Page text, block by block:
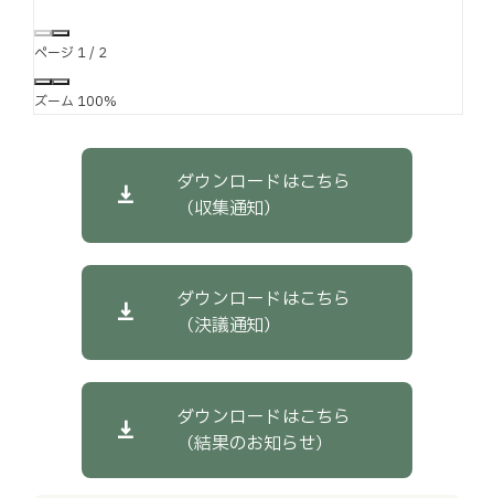
ページ 1/ 2
ズーム 100%
ダウンロードはこちら
（収集通知）
ダウンロードはこちら
（決議通知）
ダウンロードはこちら
（結果のお知らせ）